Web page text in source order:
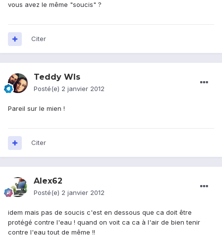
vous avez le même "soucis" ?
Citer
Teddy Wls
Posté(e) 2 janvier 2012
Pareil sur le mien !
Citer
Alex62
Posté(e) 2 janvier 2012
idem mais pas de soucis c'est en dessous que ca doit être
protégé contre l'eau ! quand on voit ca ca à l'air de bien tenir
contre l'eau tout de même !!